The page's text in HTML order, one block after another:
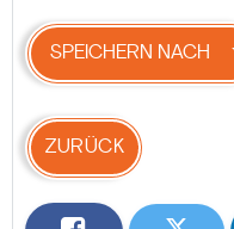
SPEICHERN NACH
ZURÜCK